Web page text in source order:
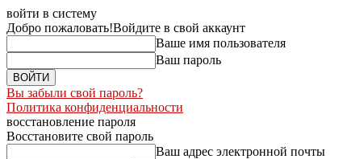
войти в систему
Добро пожаловать!Войдите в свой аккаунт
Ваше имя пользователя
Ваш пароль
Вы забыли свой пароль?
Политика конфиденциальности
восстановление пароля
Восстановите свой пароль
Ваш адрес электронной почты